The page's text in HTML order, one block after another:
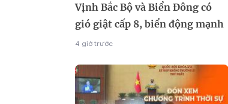
Vịnh Bắc Bộ và Biển Đông có
gió giật cấp 8, biển động mạnh
4 giờ trước